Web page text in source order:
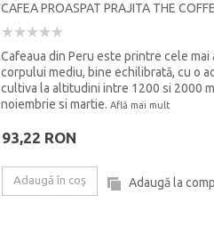
CAFEA PROASPAT PRAJITA THE
Cafeaua din Peru este printre cele
corpului mediu, bine echilibrată, cu o
cultiva la altitudini intre 1200 si 2000
noiembrie si martie. Află mai mult
93,22 RON
Adaugă în coş Adaugă la